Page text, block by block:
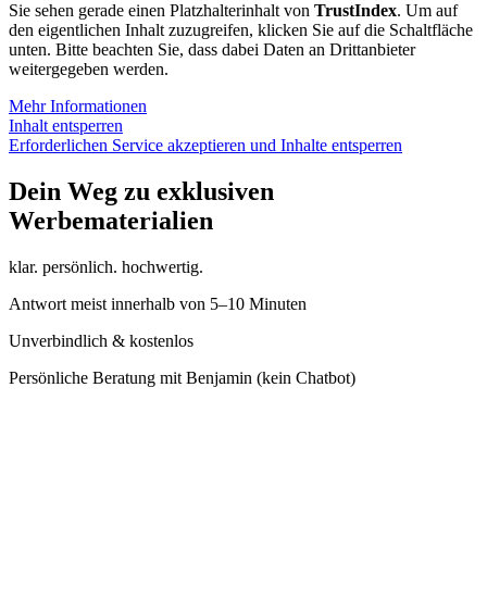
Sie sehen gerade einen Platzhalterinhalt von TrustIndex. Um auf
den eigentlichen Inhalt zuzugreifen, klicken Sie auf die Schaltfläche
unten. Bitte beachten Sie, dass dabei Daten an Drittanbieter
weitergegeben werden.
Mehr Informationen
Inhalt entsperren
Erforderlichen Service akzeptieren und Inhalte entsperren
Dein Weg zu exklusiven
Werbematerialien
klar. persönlich. hochwertig.
Antwort meist innerhalb von 5–10 Minuten
Unverbindlich & kostenlos
Persönliche Beratung mit Benjamin (kein Chatbot)